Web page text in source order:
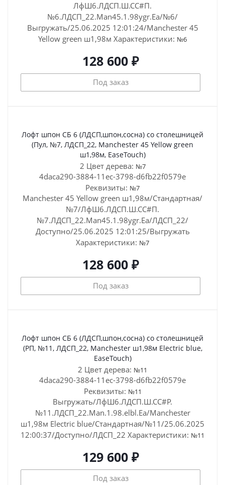
ЛфШ6.ЛДСП.Ш.СС#П.
№6.ЛДСП_22.Man45.1.98ygr.Ea/№6/
Выгружать/25.06.2025 12:01:24/Manchester 45
Yellow green ш1,98м Характеристики: №6
128 600 ₽
Под заказ
Лофт шпон СБ 6 (ЛДСП,шпон,сосна) со столешницей
(Пул, №7, ЛДСП_22, Manchester 45 Yellow green
ш1,98м, EaseTouch)
2 Цвет дерева: №7
4daca290-3884-11ec-3798-d6fb22f0579e
Реквизиты: №7
Manchester 45 Yellow green ш1,98м/Стандартная/
№7/ЛфШ6.ЛДСП.Ш.СС#П.
№7.ЛДСП_22.Man45.1.98ygr.Ea/ЛДСП_22/
Доступно/25.06.2025 12:01:25/Выгружать
Характеристики: №7
128 600 ₽
Под заказ
Лофт шпон СБ 6 (ЛДСП,шпон,сосна) со столешницей
(РП, №11, ЛДСП_22, Manchester ш1,98м Electric blue,
EaseTouch)
2 Цвет дерева: №11
4daca290-3884-11ec-3798-d6fb22f0579e
Реквизиты: №11
Выгружать/ЛфШ6.ЛДСП.Ш.СС#Р.
№11.ЛДСП_22.Man.1.98.elbl.Ea/Manchester
ш1,98м Electric blue/Стандартная/№11/25.06.2025
12:00:37/Доступно/ЛДСП_22 Характеристики: №11
129 600 ₽
Под заказ